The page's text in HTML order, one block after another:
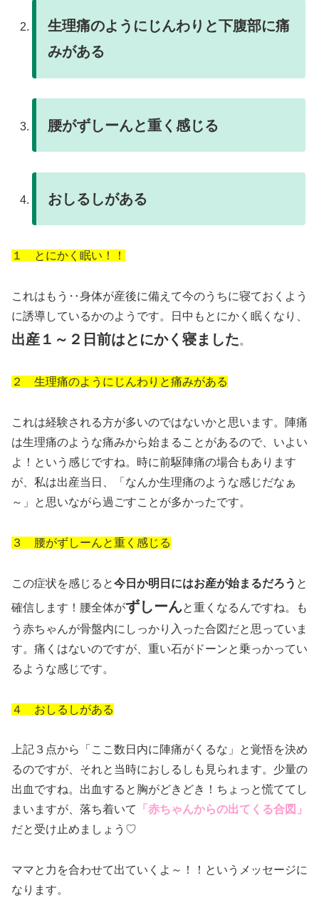
生理痛のようにじんわりと下腹部に痛
みがある
腰がずしーんと重く感じる
おしるしがある
１ とにかく眠い！！
これはもう‥身体が産後に備えて今のうちに寝ておくよう
に誘導しているかのようです。日中もとにかく眠くなり、
出産１～２日前はとにかく寝ました。
２ 生理痛のようにじんわりと痛みがある
これは経験される方が多いのではないかと思います。陣痛
は生理痛のような痛みから始まることがあるので、いよい
よ！という感じですね。時に前駆陣痛の場合もあります
が、私は出産当日、「なんか生理痛のような感じだなぁ
～」と思いながら過ごすことが多かったです。
３ 腰がずしーんと重く感じる
この症状を感じると今日か明日にはお産が始まるだろう と
確信します！腰全体がずしーんと重くなるんですね。も
う赤ちゃんが骨盤内にしっかり入った合図だと思っていま
す。痛くはないのですが、重い石がドーンと乗っかってい
るような感じです。
４ おしるしがある
上記３点から「ここ数日内に陣痛がくるな」と覚悟を決め
るのですが、それと当時におしるしも見られます。少量の
出血ですね。出血すると胸がどきどき！ちょっと慌ててし
まいますが、落ち着いて
「赤ちゃんからの出てくる合図」
だと受け止めましょう♡
ママと力を合わせて出ていくよ～！！というメッセージに
なります。